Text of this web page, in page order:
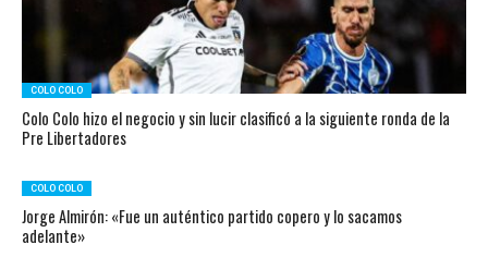
COLO COLO
Colo Colo hizo el negocio y sin lucir clasificó a la siguiente ronda de la
Pre Libertadores
COLO COLO
Jorge Almirón: «Fue un auténtico partido copero y lo sacamos
adelante»